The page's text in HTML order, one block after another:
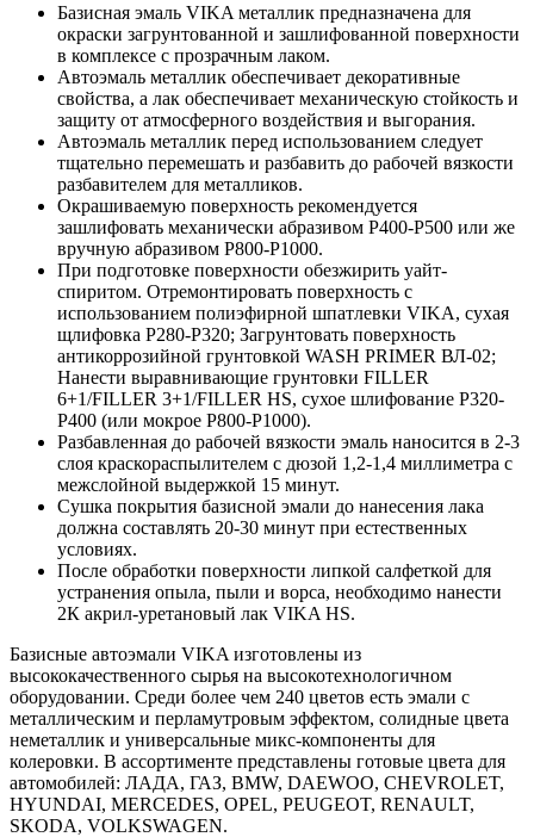
Базисная эмаль VIKA металлик предназначена для
окраски загрунтованной и зашлифованной поверхности
в комплексе с прозрачным лаком.
Автоэмаль металлик обеспечивает декоративные
свойства, а лак обеспечивает механическую стойкость и
защиту от атмосферного воздействия и выгорания.
Автоэмаль металлик перед использованием следует
тщательно перемешать и разбавить до рабочей вязкости
разбавителем для металликов.
Окрашиваемую поверхность рекомендуется
зашлифовать механически абразивом Р400-Р500 или же
вручную абразивом Р800-Р1000.
При подготовке поверхности обезжирить уайт-
спиритом. Отремонтировать поверхность с
использованием полиэфирной шпатлевки VIKA, сухая
щлифовка P280-P320; Загрунтовать поверхность
антикоррозийной грунтовкой WASH PRIMER ВЛ-02;
Нанести выравнивающие грунтовки FILLER
6+1/FILLER 3+1/FILLER HS, сухое шлифование P320-
P400 (или мокрое Р800-Р1000).
Разбавленная до рабочей вязкости эмаль наносится в 2-3
слоя краскораспылителем с дюзой 1,2-1,4 миллиметра с
межслойной выдержкой 15 минут.
Сушка покрытия базисной эмали до нанесения лака
должна составлять 20-30 минут при естественных
условиях.
После обработки поверхности липкой салфеткой для
устранения опыла, пыли и ворса, необходимо нанести
2К акрил-уретановый лак VIKA HS.
Базисные автоэмали VIKA изготовлены из
высококачественного сырья на высокотехнологичном
оборудовании. Среди более чем 240 цветов есть эмали с
металлическим и перламутровым эффектом, солидные цвета
неметаллик и универсальные микс-компоненты для
колеровки. В ассортименте представлены готовые цвета для
автомобилей: ЛАДА, ГАЗ, BMW, DAEWOO, CHEVROLET,
HYUNDAI, MERCEDES, OPEL, PEUGEOT, RENAULT,
SKODA, VOLKSWAGEN.